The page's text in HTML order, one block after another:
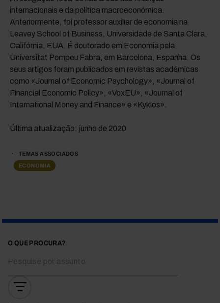
internacionais e da política macroeconómica.
Anteriormente, foi professor auxiliar de economia na
Leavey School of Business, Universidade de Santa Clara,
Califórnia, EUA. É doutorado em Economia pela
Universitat Pompeu Fabra, em Barcelona, Espanha. Os
seus artigos foram publicados em revistas académicas
como «Journal of Economic Psychology», «Journal of
Financial Economic Policy», «VoxEU», «Journal of
International Money and Finance» e «Kyklos».
Última atualização: junho de 2020
TEMAS ASSOCIADOS
ECONOMIA
O QUE PROCURA?